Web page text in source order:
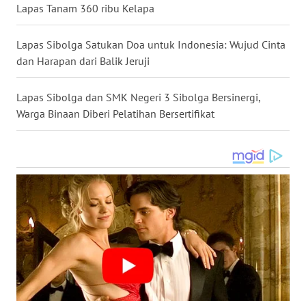
Lapas Tanam 360 ribu Kelapa
Lapas Sibolga Satukan Doa untuk Indonesia: Wujud Cinta
dan Harapan dari Balik Jeruji
Lapas Sibolga dan SMK Negeri 3 Sibolga Bersinergi,
Warga Binaan Diberi Pelatihan Bersertifikat
WN
KALTARA
WN
WN
SULSEL
WN
GORONTALO
WN
SULUT